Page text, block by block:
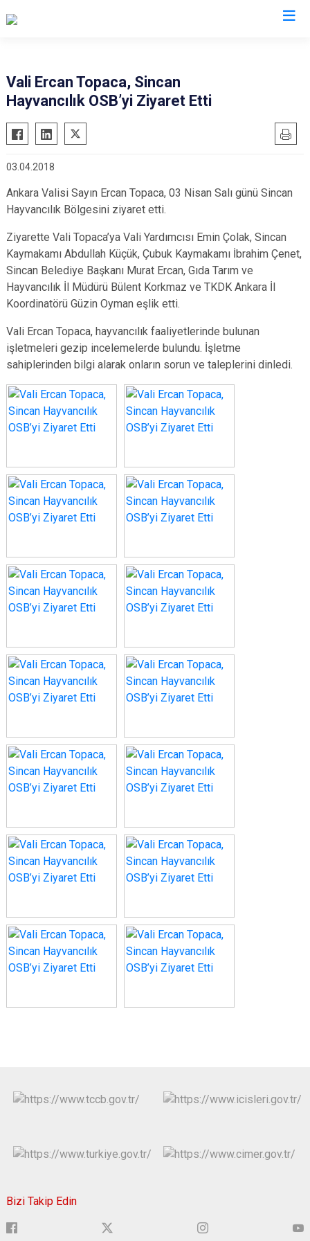
Vali Ercan Topaca, Sincan
Hayvancılık OSB’yi Ziyaret Etti
03.04.2018
Ankara Valisi Sayın Ercan Topaca, 03 Nisan Salı günü Sincan
Hayvancılık Bölgesini ziyaret etti.
Ziyarette Vali Topaca’ya Vali Yardımcısı Emin Çolak, Sincan
Kaymakamı Abdullah Küçük, Çubuk Kaymakamı İbrahim Çenet,
Sincan Belediye Başkanı Murat Ercan, Gıda Tarım ve
Hayvancılık İl Müdürü Bülent Korkmaz ve TKDK Ankara İl
Koordinatörü Güzin Oyman eşlik etti.
Vali Ercan Topaca, hayvancılık faaliyetlerinde bulunan
işletmeleri gezip incelemelerde bulundu. İşletme
sahiplerinden bilgi alarak onların sorun ve taleplerini dinledi.
Bizi Takip Edin